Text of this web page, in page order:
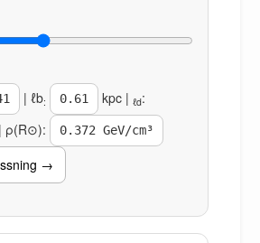
| ℓb: 0.61 kpc | ℓd:
ρ(R⊙): 0.372 GeV/cm³
→